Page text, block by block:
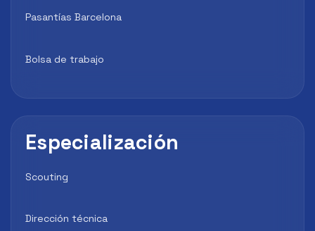
Pasantías Barcelona
Bolsa de trabajo
Especialización
Scouting
Dirección técnica